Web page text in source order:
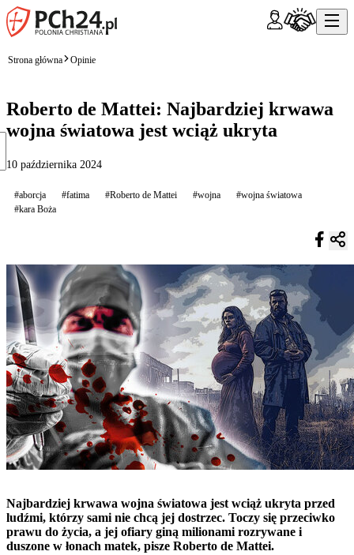
Strona główna Opinie
Roberto de Mattei: Najbardziej krwawa
wojna światowa jest wciąż ukryta
10 października 2024
#aborcja #fatima #Roberto de Mattei #wojna
#wojna światowa
#kara Boża
Najbardziej krwawa wojna światowa jest wciąż ukryta przed
ludźmi, którzy sami nie chcą jej dostrzec. Toczy się przeciwko
prawu do życia, a jej ofiary giną milionami rozrywane i
duszone w łonach matek, pisze Roberto de Mattei.